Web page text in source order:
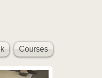
Courses